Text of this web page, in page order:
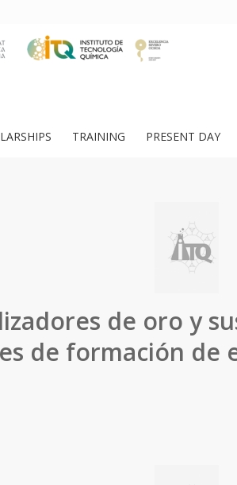
TRAINING PRESENT DAY
de oro y
de formación de